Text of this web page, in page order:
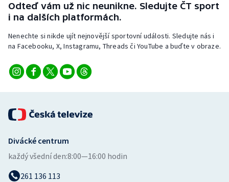
Triatlon
Veslování
Volejbal
Odteď vám už nic neunikne. Sledujte ČT sport
i na dalších platformách.
Nenechte si nikde ujít nejnovější sportovní události. Sledujte nás i
na Facebooku, X, Instagramu, Threads či YouTube a buďte v obraze.
Divácké centrum
každý všední den:8:00—16:00 hodin
261 136 113